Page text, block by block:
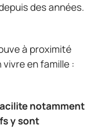
des années.
à proximité
en famille :
notamment
y sont